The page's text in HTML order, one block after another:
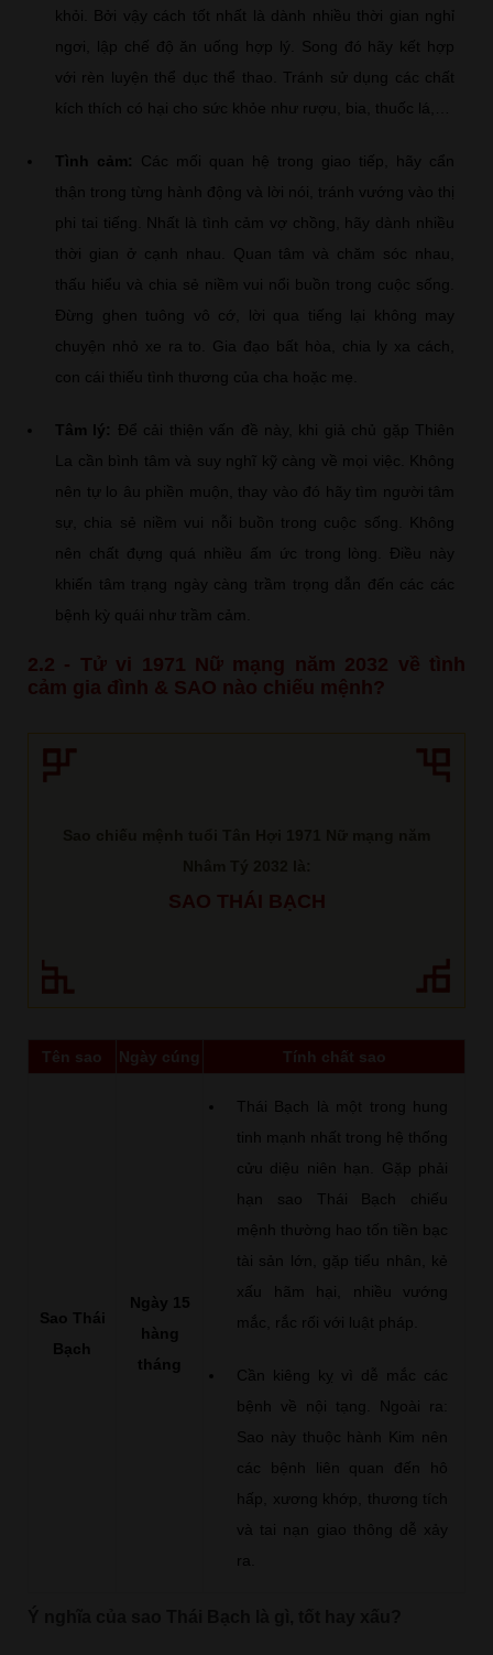
khỏi. Bởi vậy cách tốt nhất là dành nhiều thời gian nghỉ
ngơi, lập chế độ ăn uống hợp lý. Song đó hãy kết hợp
với rèn luyện thể dục thể thao. Tránh sử dụng các chất
kích thích có hại cho sức khỏe như rượu, bia, thuốc lá,…
Tình cảm: Các mối quan hệ trong giao tiếp, hãy cẩn
thận trong từng hành động và lời nói, tránh vướng vào thị
phi tai tiếng. Nhất là tình cảm vợ chồng, hãy dành nhiều
thời gian ở cạnh nhau. Quan tâm và chăm sóc nhau,
thấu hiểu và chia sẻ niềm vui nổi buồn trong cuộc sống.
Đừng ghen tuông vô cớ, lời qua tiếng lại không may
chuyện nhỏ xe ra to. Gia đạo bất hòa, chia ly xa cách,
con cái thiếu tình thương của cha hoặc mẹ.
Tâm lý: Để cải thiện vấn đề này, khi giả chủ gặp Thiên
La cần bình tâm và suy nghĩ kỹ càng về mọi việc. Không
nên tự lo âu phiền muộn, thay vào đó hãy tìm người tâm
sự, chia sẻ niềm vui nỗi buồn trong cuộc sống. Không
nên chất đựng quá nhiều ấm ức trong lòng. Điều này
khiến tâm trạng ngày càng trầm trọng dẫn đến các các
bệnh kỳ quái như trầm cảm.
2.2 - Tử vi 1971 Nữ mạng năm 2032 về tình
cảm gia đình & SAO nào chiếu mệnh?
SAO THÁI BẠCH
Tên sao Ngày cúng Tính chất sao
Sao Thái
Bạch
Ngày 15
hàng
tháng
Thái Bạch là một trong hung
tinh mạnh nhất trong hệ thống
cửu diệu niên hạn. Gặp phải
hạn sao Thái Bạch chiếu
mệnh thường hao tốn tiền bạc
tài sản lớn, gặp tiểu nhân, kẻ
xấu hãm hại, nhiều vướng
mắc, rắc rối với luật pháp.
Cần kiêng kỵ vì dễ mắc các
bệnh về nội tạng. Ngoài ra:
Sao này thuộc hành Kim nên
các bệnh liên quan đến hô
hấp, xương khớp, thương tích
và tai nạn giao thông dễ xảy
ra.